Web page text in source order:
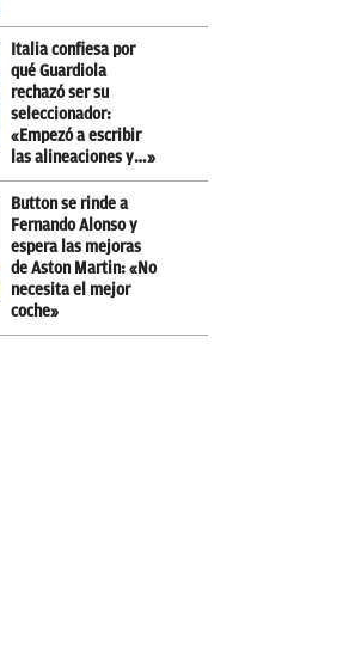
Italia confiesa por
qué Guardiola
rechazó ser su
seleccionador:
«Empezó a escribir
las alineaciones y…»
Button se rinde a
Fernando Alonso y
espera las mejoras
de Aston Martin: «No
necesita el mejor
coche»